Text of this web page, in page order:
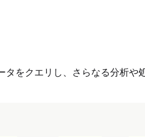
をクエリし、さらなる分析